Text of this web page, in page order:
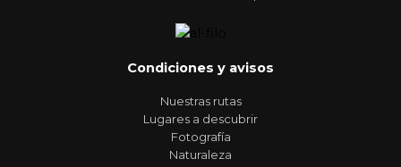
Condiciones y avisos
Nuestras rutas
Lugares a descubrir
Fotografía
Naturaleza